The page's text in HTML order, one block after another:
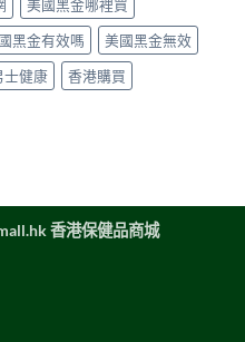
美國黑金哪裡買
黑金有效嗎
美國黑金無效
士健康 香港購買
香港保健品商城